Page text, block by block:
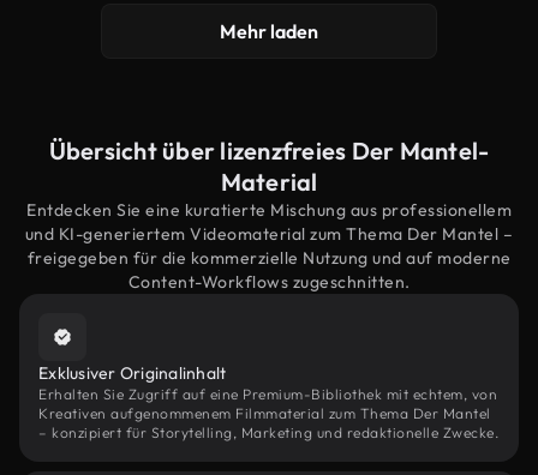
Mehr laden
Übersicht über lizenzfreies Der Mantel-
Material
Entdecken Sie eine kuratierte Mischung aus professionellem
und KI-generiertem Videomaterial zum Thema Der Mantel –
freigegeben für die kommerzielle Nutzung und auf moderne
Content-Workflows zugeschnitten.
Exklusiver Originalinhalt
Erhalten Sie Zugriff auf eine Premium-Bibliothek mit echtem, von
Kreativen aufgenommenem Filmmaterial zum Thema Der Mantel
– konzipiert für Storytelling, Marketing und redaktionelle Zwecke.